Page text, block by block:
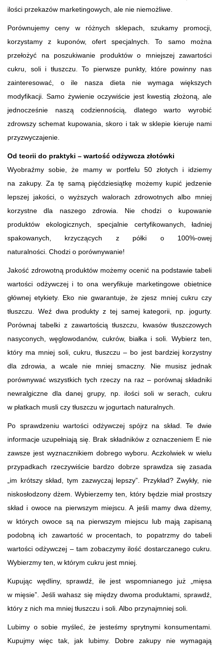
ilości przekazów marketingowych, ale nie niemożliwe.
Porównujemy ceny w różnych sklepach, szukamy promocji,
korzystamy z kuponów, ofert specjalnych. To samo można
przełożyć na poszukiwanie produktów o mniejszej zawartości
cukru, soli i tłuszczu. To pierwsze punkty, które powinny nas
zainteresować, o ile nasza dieta nie wymaga większych
modyfikacji. Samo żywienie oczywiście jest kwestią złożoną, ale
jednocześnie naszą codziennością, dlatego warto wyrobić
zdrowszy schemat kupowania, skoro i tak w sklepie kieruje nami
przyzwyczajenie.
Od teorii do praktyki – wartość odżywcza złotówki
Wyobraźmy sobie, że mamy w portfelu 50 złotych i idziemy
na zakupy. Za tę samą pięćdziesiątkę możemy kupić jedzenie
lepszej jakości, o wyższych walorach zdrowotnych albo mniej
korzystne dla naszego zdrowia. Nie chodzi o kupowanie
produktów ekologicznych, specjalnie certyfikowanych, ładniej
spakowanych, krzyczących z półki o 100%-owej
naturalności. Chodzi o porównywanie!
Jakość zdrowotną produktów możemy ocenić na podstawie tabeli
wartości odżywczej i to ona weryfikuje marketingowe obietnice
głównej etykiety. Eko nie gwarantuje, że zjesz mniej cukru czy
tłuszczu. Weź dwa produkty z tej samej kategorii, np. jogurty.
Porównaj tabelki z zawartością tłuszczu, kwasów tłuszczowych
nasyconych, węglowodanów, cukrów, białka i soli. Wybierz ten,
który ma mniej soli, cukru, tłuszczu – bo jest bardziej korzystny
dla zdrowia, a wcale nie mniej smaczny. Nie musisz jednak
porównywać wszystkich tych rzeczy na raz – porównaj składniki
newralgiczne dla danej grupy, np. ilości soli w serach, cukru
w płatkach musli czy tłuszczu w jogurtach naturalnych.
Po sprawdzeniu wartości odżywczej spójrz na skład. Te dwie
informacje uzupełniają się. Brak składników z oznaczeniem E nie
zawsze jest wyznacznikiem dobrego wyboru. Aczkolwiek w wielu
przypadkach rzeczywiście bardzo dobrze sprawdza się zasada
„im krótszy skład, tym zazwyczaj lepszy”. Przykład? Zwykły, nie
niskosłodzony dżem. Wybierzemy ten, który będzie miał prostszy
skład i owoce na pierwszym miejscu. A jeśli mamy dwa dżemy,
w których owoce są na pierwszym miejscu lub mają zapisaną
podobną ich zawartość w procentach, to popatrzmy do tabeli
wartości odżywczej – tam zobaczymy ilość dostarczanego cukru.
Wybierzmy ten, w którym cukru jest mniej.
Kupując wędliny, sprawdź, ile jest wspomnianego już „mięsa
w mięsie”. Jeśli wahasz się między dwoma produktami, sprawdź,
który z nich ma mniej tłuszczu i soli. Albo przynajmniej soli.
Lubimy o sobie myśleć, że jesteśmy sprytnymi konsumentami.
Kupujmy więc tak, jak lubimy. Dobre zakupy nie wymagają